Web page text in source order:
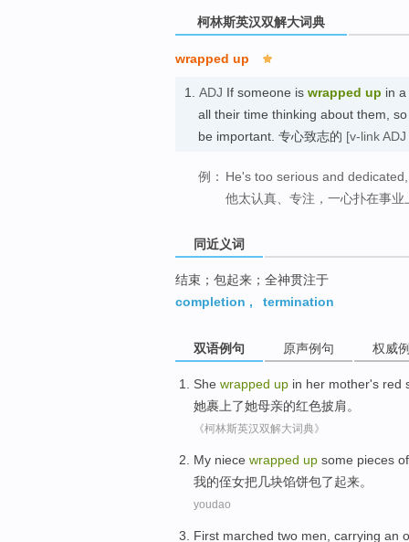
柯林斯英汉双解大词典
wrapped up
1. ADJ If someone is wrapped up in
all their time thinking about them,
be important. 专心致志的 [v-link
例： He's too serious and
他太认真、专注，一心扑在事业
同近义词
结束；包起来；全神贯注于
completion , termination
双语例句 原声例句 权威
She wrapped up in her mother's red
她裹 上了她母亲的红色披肩。
《柯林斯英汉双解大词典》
My niece wrapped up some pieces of
我的侄女把几块馅饼包了起来。
youdao
First marched two men carrying an